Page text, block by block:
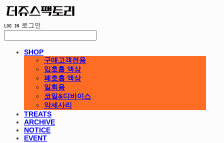
LOG IN 로그인
SHOP
구매고객전용
입호흡 액상
폐호흡 액상
일회용
코일&디바이스
악세사리
TREATS
ARCHIVE
NOTICE
EVENT